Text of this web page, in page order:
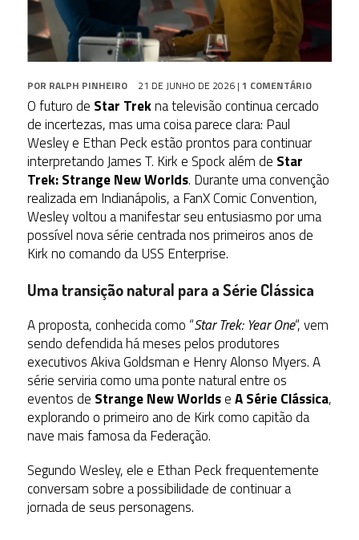
POR RALPH PINHEIRO 21 DE JUNHO DE 2026| 1 COMENTÁRIO
O futuro de Star Trekna televisão continua cercado
de incertezas, mas uma coisa parece clara: Paul
Wesley e Ethan Peck estão prontos para continuar
interpretando James T. Kirk e Spock além de Star
Trek: Strange New Worlds. Durante uma convenção
realizada em Indianápolis, a FanX Comic Convention,
Wesley voltou a manifestar seu entusiasmo por uma
possível nova série centrada nos primeiros anos de
Kirk no comando da USS Enterprise.
Uma transição natural para a Série Clássica
A proposta, conhecida como “Star Trek: Year One“, vem
sendo defendida há meses pelos produtores
executivos Akiva Goldsman e Henry Alonso Myers. A
série serviria como uma ponte natural entre os
eventos de Strange New WorldseA Série Clássica,
explorando o primeiro ano de Kirk como capitão da
nave mais famosa da Federação.
Segundo Wesley, ele e Ethan Peck frequentemente
conversam sobre a possibilidade de continuar a
jornada de seus personagens.